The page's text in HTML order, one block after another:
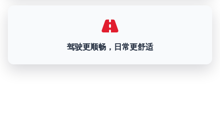
驾驶更顺畅，日常更舒适